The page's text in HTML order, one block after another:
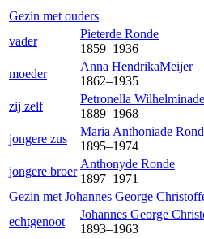
Gezin met ouders
vader
Pieterde Ronde
1859–1936
moeder
Anna HendrikaMeijer
1862–1935
zij zelf
Petronella Wilhelmina
1889–1968
jongere zus
Maria Anthoniade
1895–1974
jongere broer
Anthonyde Ronde
1897–1971
Gezin met Johannes George
echtgenoot
Johannes George
1893–1963